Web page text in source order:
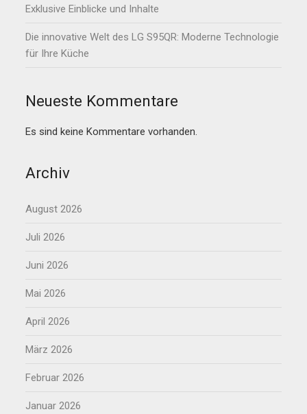
Exklusive Einblicke und Inhalte
Die innovative Welt des LG S95QR: Moderne Technologie
für Ihre Küche
Neueste Kommentare
Es sind keine Kommentare vorhanden.
Archiv
August 2026
Juli 2026
Juni 2026
Mai 2026
April 2026
März 2026
Februar 2026
Januar 2026